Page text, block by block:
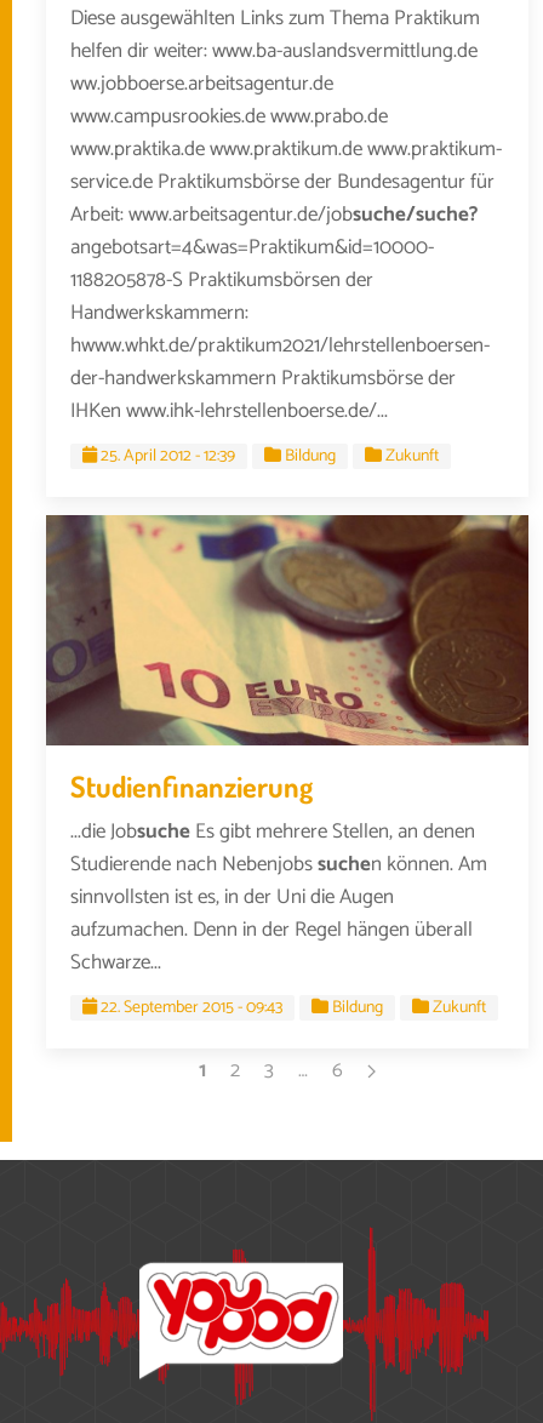
Diese ausgewählten Links zum Thema Praktikum
helfen dir weiter: www.ba-auslandsvermittlung.de
ww.jobboerse.arbeitsagentur.de
www.campusrookies.de www.prabo.de
www.praktika.de www.praktikum.de www.praktikum-
service.de Praktikumsbörse der Bundesagentur für
Arbeit: www.arbeitsagentur.de/jobsuche/suche?
angebotsart=4&was=Praktikum&id=10000-
1188205878-S Praktikumsbörsen der
Handwerkskammern:
hwww.whkt.de/praktikum2021/lehrstellenboersen-
der-handwerkskammern Praktikumsbörse der
IHKen www.ihk-lehrstellenboerse.de/...
25. April 2012 - 12:39 Bildung Zukunft
Studienfinanzierung
...die JobsucheEs gibt mehrere Stellen, an denen
Studierende nach Nebenjobssuchen können. Am
sinnvollsten ist es, in der Uni die Augen
aufzumachen. Denn in der Regel hängen überall
Schwarze...
22. September 2015 - 09:43 Bildung Zukunft
1 2 3 … 6